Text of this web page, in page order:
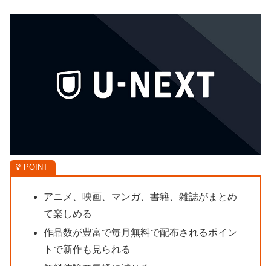
アニメ、映画、マンガ、書籍、雑誌がまとめ
て楽しめる
作品数が豊富で毎月無料で配布されるポイン
トで新作も見られる